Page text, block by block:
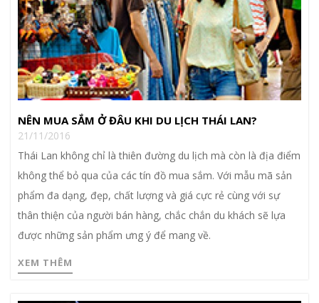
NÊN MUA SẮM Ở ĐÂU KHI DU LỊCH THÁI LAN?
21/11/2016
Thái Lan không chỉ là thiên đường du lịch mà còn là địa điểm
không thể bỏ qua của các tín đồ mua sắm. Với mẫu mã sản
phẩm đa dạng, đẹp, chất lượng và giá cực rẻ cùng với sự
thân thiện của người bán hàng, chắc chắn du khách sẽ lựa
được những sản phẩm ưng ý để mang về.
XEM THÊM